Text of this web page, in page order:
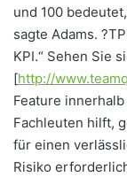
und 100
sagte Adams.
KPI.“ Sehen Sie
[http://
Feature
Fachleuten hilft,
für einen
Risiko